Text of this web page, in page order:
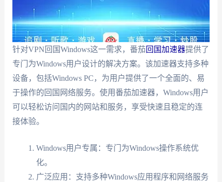
针对VPN回国Windows这一需求，番茄回国加速器提供了
专门为Windows用户设计的解决方案。该加速器支持多种
设备，包括Windows PC，为用户提供了一个全面的、易
于操作的回国网络服务。使用番茄加速器，Windows用户
可以轻松访问国内的网站和服务，享受快速且稳定的连
接体验。
Windows用户专属：专门为Windows操作系统优
化。
广泛应用：支持多种Windows应用程序和网络服务